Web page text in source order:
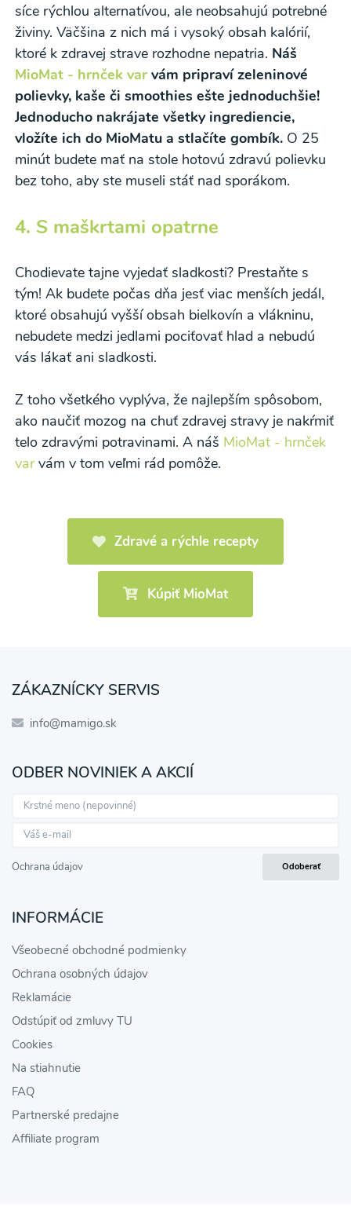
síce rýchlou alternatívou, ale neobsahujú potrebné
živiny. Väčšina z nich má i vysoký obsah kalórií,
ktoré k zdravej strave rozhodne nepatria. Náš
MioMat - hrnček varvám pripraví zeleninové
polievky, kaše či smoothies ešte jednoduchšie!
Jednoducho nakrájate všetky ingrediencie,
vložíte ich do MioMatu a stlačíte gombík. O 25
minút budete mať na stole hotovú zdravú polievku
bez toho, aby ste museli stáť nad sporákom.
4. S maškrtami opatrne
Chodievate tajne vyjedať sladkosti? Prestaňte s
tým! Ak budete počas dňa jesť viac menších jedál,
ktoré obsahujú vyšší obsah bielkovín a vlákninu,
nebudete medzi jedlami pociťovať hlad a nebudú
vás lákať ani sladkosti.
Z toho všetkého vyplýva, že najlepším spôsobom,
ako naučiť mozog na chuť zdravej stravy je nakŕmiť
telo zdravými potravinami. A náš MioMat - hrnček
varvám v tom veľmi rád pomôže.
Zdravé a rýchle recepty
Kúpiť MioMat
ZÁKAZNÍCKY SERVIS
info@mamigo.sk
ODBER NOVINIEK A AKCIÍ
Ochrana údajov Odoberať
INFORMÁCIE
Všeobecné obchodné podmienky
Ochrana osobných údajov
Reklamácie
Odstúpiť od zmluvy TU
Cookies
Na stiahnutie
FAQ
Partnerské predajne
Affiliate program